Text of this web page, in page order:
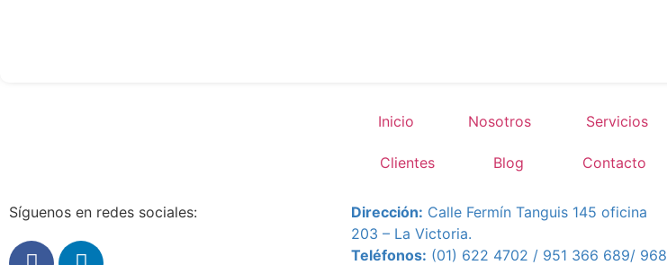
Inicio Nosotros Servicios
Clientes Blog Contacto
Síguenos en redes sociales: Dirección: Calle Fermín Tanguis 145 oficina
203 – La Victoria.
Teléfonos: (01) 622 4702 / 951 366 689/ 968